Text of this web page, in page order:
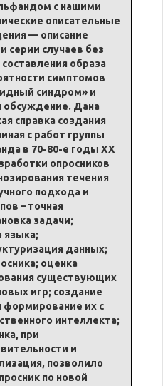
с нашими
описательные
— описание
серии случаев без
образа
симптомов
синдром» и
обсуждение. Дана
справка создания
с работ группы
в 70-80-е годы XX
опросников
течения
подхода и
– точная
задачи;
языка;
данных;
оценка
существующих
игр; создание
их с
интеллекта;
при
и
позволило
по новой